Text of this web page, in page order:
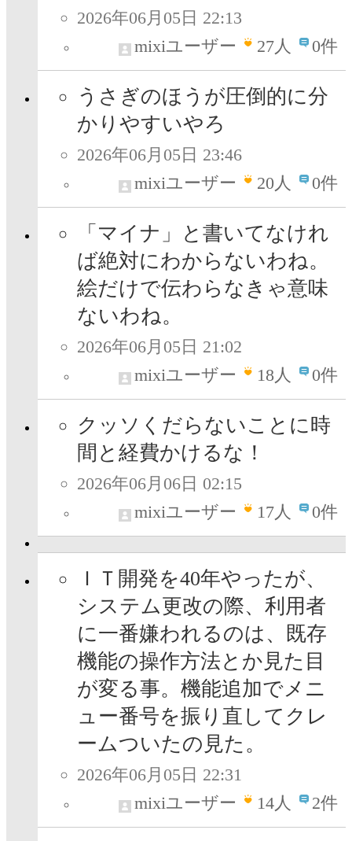
2026年06月05日 22:13
mixiユーザー
27人 0件
うさぎのほうが圧倒的に分
かりやすいやろ
2026年06月05日 23:46
mixiユーザー
20人 0件
「マイナ」と書いてなけれ
ば絶対にわからないわね。
絵だけで伝わらなきゃ意味
ないわね。
2026年06月05日 21:02
mixiユーザー
18人 0件
クッソくだらないことに時
間と経費かけるな！
2026年06月06日 02:15
mixiユーザー
17人 0件
ＩＴ開発を40年やったが、
システム更改の際、利用者
に一番嫌われるのは、既存
機能の操作方法とか見た目
が変る事。機能追加でメニ
ュー番号を振り直してクレ
ームついたの見た。
2026年06月05日 22:31
mixiユーザー
14人 2件